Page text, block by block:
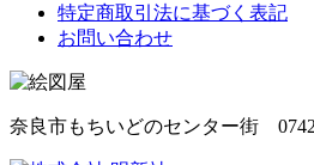
特定商取引法に基づく表記
お問い合わせ
奈良市もちいどのセンター街